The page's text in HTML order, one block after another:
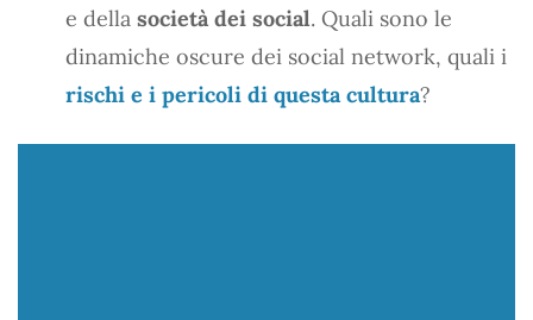
e della società dei social. Quali sono le
dinamiche oscure dei social network, quali i
rischi e i pericoli di questa cultura?